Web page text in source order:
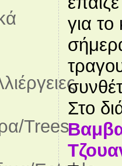
Trees
για το
Στο